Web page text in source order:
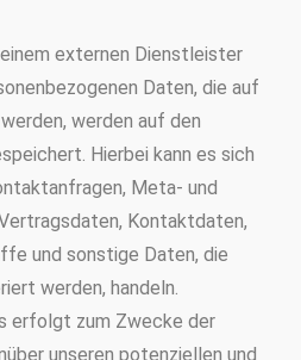
externen Dienstleister
Daten, die auf
werden auf den
Hierbei kann es sich
Meta- und
Kontaktdaten,
und sonstige Daten, die
werden, handeln.
erfolgt zum Zwecke der
unseren potenziellen und